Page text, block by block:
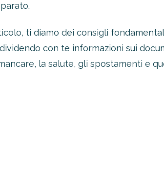
ti diamo dei consigli
con te informazioni sui
la salute, gli spostamenti e